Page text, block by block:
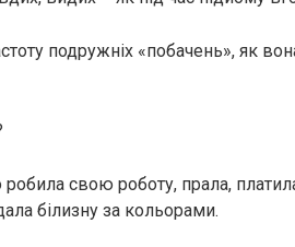
подружніх «побачень», як
свою роботу, прала,
білизну за кольорами.